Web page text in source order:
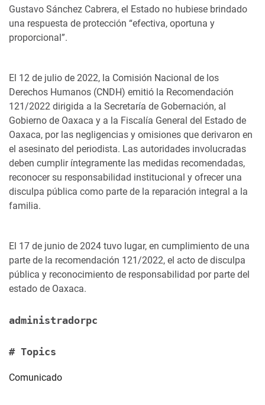
# Topics
Comunicado
Gustavo Sánchez Cabrera, el Estado no hubiese brindado
una respuesta de protección “efectiva, oportuna y
proporcional”.
El 12 de julio de 2022, la Comisión Nacional de los
Derechos Humanos (CNDH) emitió la Recomendación
121/2022 dirigida a la Secretaría de Gobernación, al
Gobierno de Oaxaca y a la Fiscalía General del Estado de
Oaxaca, por las negligencias y omisiones que derivaron en
el asesinato del periodista. Las autoridades involucradas
deben cumplir íntegramente las medidas recomendadas,
reconocer su responsabilidad institucional y ofrecer una
disculpa pública como parte de la reparación integral a la
familia.
El 17 de junio de 2024 tuvo lugar, en cumplimiento de una
parte de la recomendación 121/2022, el acto de disculpa
pública y reconocimiento de responsabilidad por parte del
estado de Oaxaca.
administradorpc